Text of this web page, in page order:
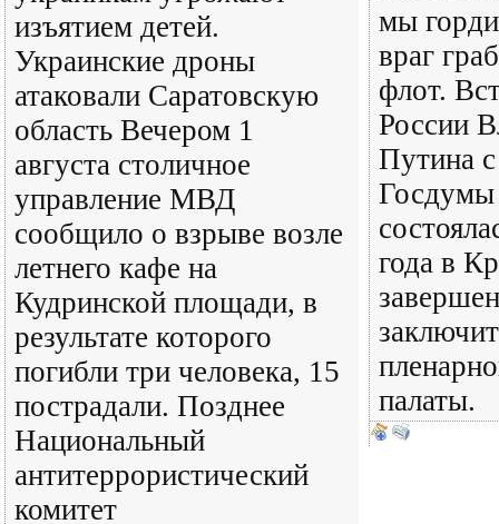
изъятием детей.
Украинские дроны
атаковали Саратовскую
область Вечером 1
августа столичное
управление МВД
сообщило о взрыве возле
летнего кафе на
Кудринской площади, в
результате которого
погибли три человека, 15
пострадали. Позднее
Национальный
антитеррористический
комитет
мы
враг
флот.
России
Путина
года в
палаты.